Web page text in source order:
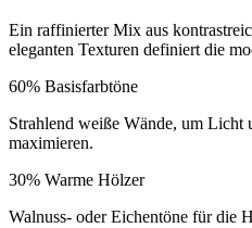
Ein raffinierter Mix aus
eleganten Texturen definiert die
60% Basisfarbtöne
Strahlend weiße Wände, um Licht
maximieren.
30% Warme Hölzer
Walnuss- oder Eichentöne für die